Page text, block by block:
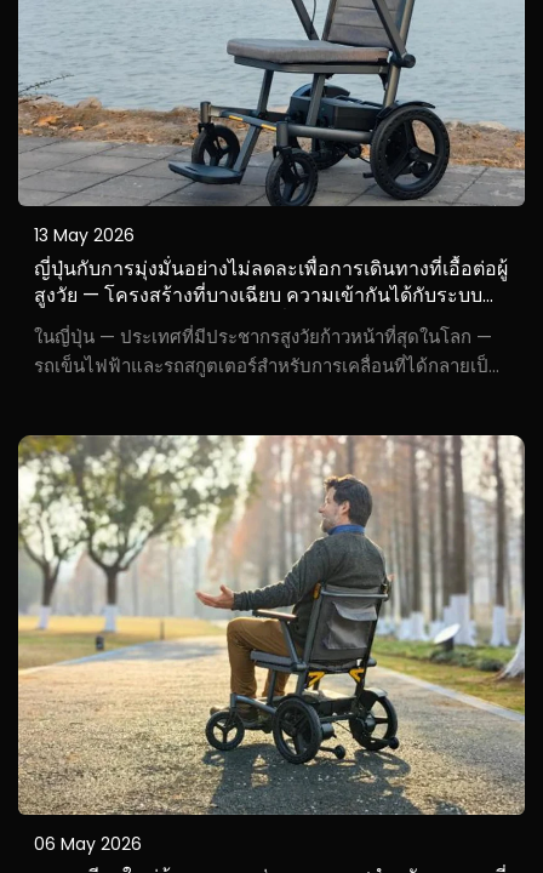
13 May 2026
ญี่ปุ่นกับการมุ่งมั่นอย่างไม่ลดละเพื่อการเดินทางที่เอื้อต่อผู้
สูงวัย — โครงสร้างที่บางเฉียบ ความเข้ากันได้กับระบบ
รถไฟใต้ดิน และการออกแบบที่เบากว่า
ในญี่ปุ่น — ประเทศที่มีประชากรสูงวัยก้าวหน้าที่สุดในโลก —
รถเข็นไฟฟ้าและรถสกูตเตอร์สำหรับการเคลื่อนที่ได้กลายเป็น
โครงสร้างพื้นฐานด้านการขนส่งของประเทศอย่างแนบเนียน...
06 May 2026